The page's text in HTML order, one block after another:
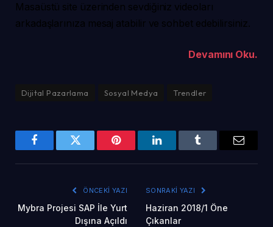
Masaüstü site üzerinden sevdiğiniz videoları
arkadaşlarınıza mesaj atabilir ve sohbet edebilirsiniz.
Devamını Oku.
Dijital Pazarlama Sosyal Medya Trendler
FacebookTwitter Pinterest LinkedInTumblr Email
ÖNCEKI YAZI
Mybra Projesi SAP İle Yurt
Dışına Açıldı
SONRAKI YAZI
Haziran 2018/1 Öne
Çıkanlar